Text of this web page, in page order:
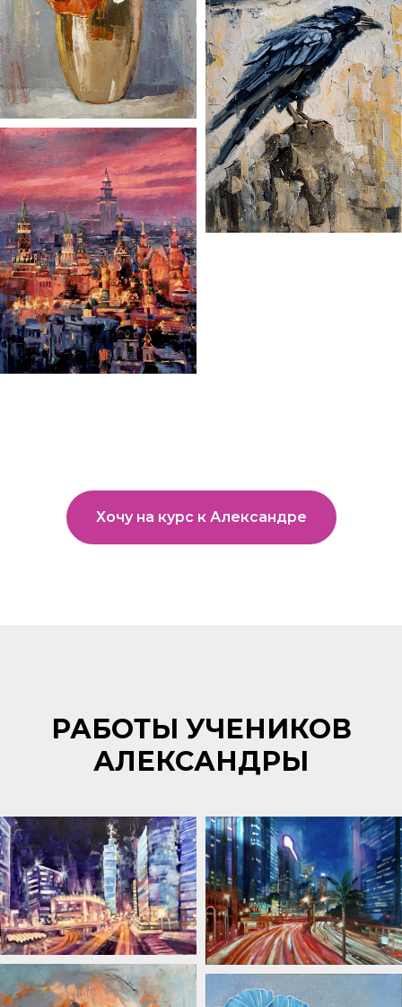
Хочу на курс к Александре
РАБОТЫ УЧЕНИКОВ
АЛЕКСАНДРЫ